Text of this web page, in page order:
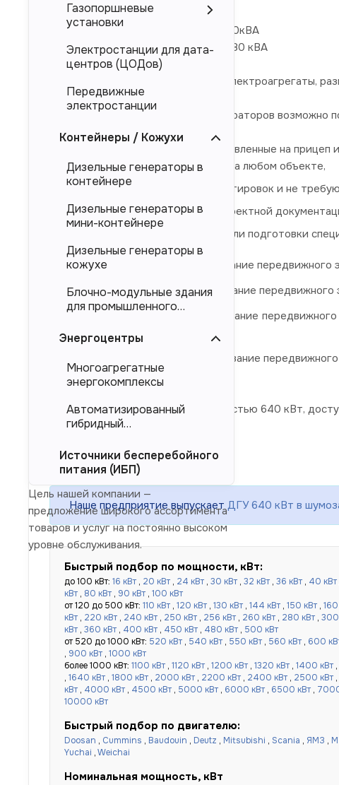
Номинальное напряжение 0,4 кВ
Номинальная мощность 640кВт/800кВА
Максимальная мощность 704кВт/880 кВА
На прицеп можно устанавливать электроагрегаты,
Для передвижных дизельных генераторов возможно
Дизельные электростанции, установленные на прицеп
полностью готовы к работе на любом объекте,
удобны для частых транспортировок и не
не требуют согласования проектной
не требуют строительства или подготовки
ЭД 640-Т400-1РП
- наименование передвижного
ЭД 640-Т400-2РП - наименование передвижного
ЭД 640-Т400-1РБК
- наименование
1 степени.
- наименование
2 степени.
Дизельные электростанции мощностью 640 кВт,
Наше предприятие выпускает ДГУ 640 кВт в
Быстрый подбор по мощности, кВт:
до 100 кВт: 16 кВт , 20 кВт , 24 кВт , 30 кВт , 32 кВт , 36 кВт , 40 кВт
кВт , 80 кВт , 90 кВт , 100 кВт
от 120 до 500 кВт: 110 кВт , 120 кВт , 130 кВт , 144 кВт , 150 кВт ,
кВт , 220 кВт , 240 кВт , 250 кВт , 256 кВт , 260 кВт , 280 кВт , 300
кВт , 360 кВт , 400 кВт , 450 кВт , 480 кВт , 500 кВт
от 520 до 1000 кВт: 520 кВт , 540 кВт , 550 кВт , 560 кВт , 600
, 900 кВт , 1000 кВт
более 1000 кВт: 1100 кВт , 1120 кВт , 1200 кВт , 1320 кВт , 1400 кВт ,
, 1640 кВт , 1800 кВт , 2000 кВт , 2200 кВт , 2400 кВт , 2500 кВт ,
кВт , 4000 кВт , 4500 кВт , 5000 кВт , 6000 кВт , 6500 кВт ,
10000 кВт
Быстрый подбор по двигателю:
Doosan , Cummins , Baudouin , Deutz , Mitsubishi , Scania , ЯМЗ ,
Yuchai ,Weichai
Номинальная мощность, кВт
Газопоршневые
установки
Электростанции для дата-
центров (ЦОДов)
Передвижные
электростанции
Контейнеры / Кожухи
Дизельные генераторы в
контейнере
Дизельные генераторы в
мини-контейнере
Дизельные генераторы в
кожухе
Блочно-модульные здания
для промышленного
оборудования (БМЗ)
Энергоцентры
Многоагрегатные
энергокомплексы
Автоматизированный
гибридный
Источники бесперебойного
питания (ИБП)
Цель нашей компании —
предложение широкого ассортимента
товаров и услуг на постоянно высоком
уровне обслуживания.